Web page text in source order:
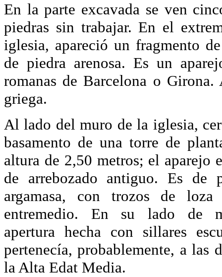
En la parte excavada se ven
piedras sin trabajar. En el
iglesia, apareció un fragmento
de piedra arenosa. Es un
romanas de Barcelona o
griega.
Al lado del muro de la iglesia,
basamento de una torre de
altura de 2,50 metros; el aparejo
de arrebozado antiguo. Es de
argamasa, con trozos de
entremedio. En su lado de
apertura hecha con sillares
pertenecía, probablemente, a
la Alta Edat Media.